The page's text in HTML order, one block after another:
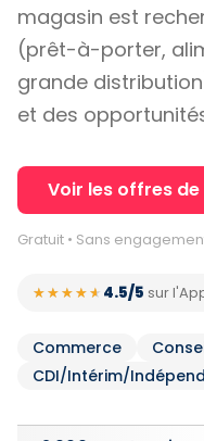
magasin est
(prêt-à-porter,
grande
et des
Voir les offres
Gratuit • Sans
★★★★★
★★★★★ 4.5/5 sur
Commerce
CDI/Intérim/